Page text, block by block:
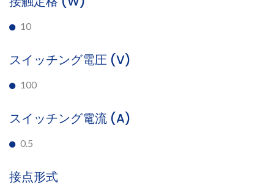
10
スイッチング電圧 (V)
100
スイッチング電流 (A)
0.5
接点形式